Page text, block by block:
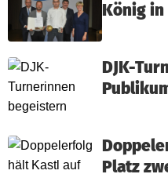
König
DJK-
Platz